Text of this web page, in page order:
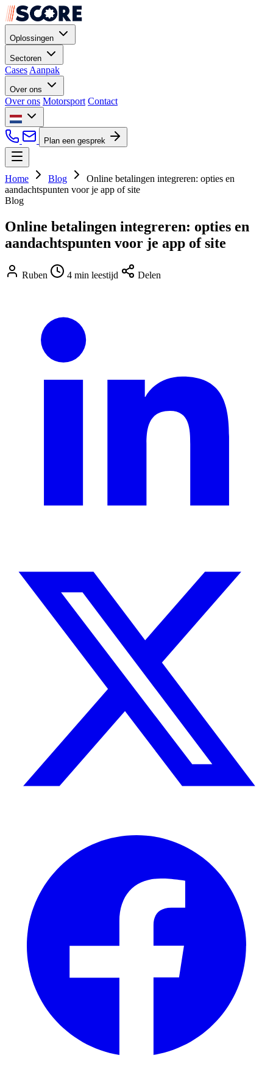
Oplossingen
Sectoren
Cases Aanpak
Over ons
Over ons Motorsport Contact
Plan een gesprek
Home Blog
Online betalingen integreren: opties en
aandachtspunten voor je app of site
Blog
Online betalingen integreren: opties en
aandachtspunten voor je app of site
Ruben 4 min leestijd Delen